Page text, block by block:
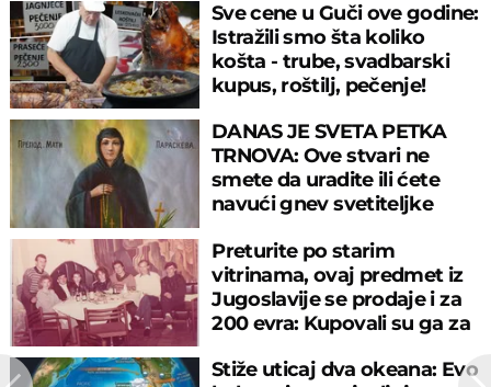
Sve cene u Guči ove godine:
Istražili smo šta koliko
košta - trube, svadbarski
kupus, roštilj, pečenje!
DANAS JE SVETA PETKA
TRNOVA: Ove stvari ne
smete da uradite ili ćete
navući gnev svetiteljke
Preturite po starim
vitrinama, ovaj predmet iz
Jugoslavije se prodaje i za
200 evra: Kupovali su ga za
Stiže uticaj dva okeana: Evo